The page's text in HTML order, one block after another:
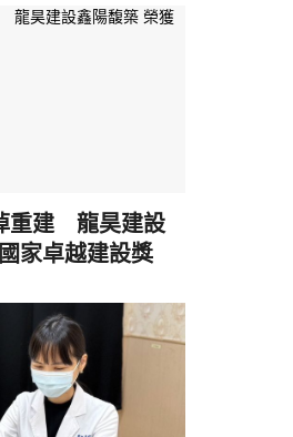
重建 龍昊建設
家卓越建設獎